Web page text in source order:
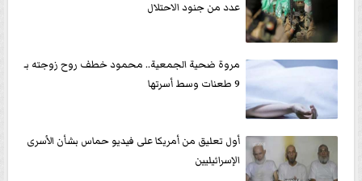
عدد من جنود الاحتلال
مروة ضحية الجمعية.. محمود خطف روح زوجته بـ
9 طعنات وسط أسرتها
أول تعليق من أمريكا على فيديو حماس بشأن الأسرى
الإسرائيليين